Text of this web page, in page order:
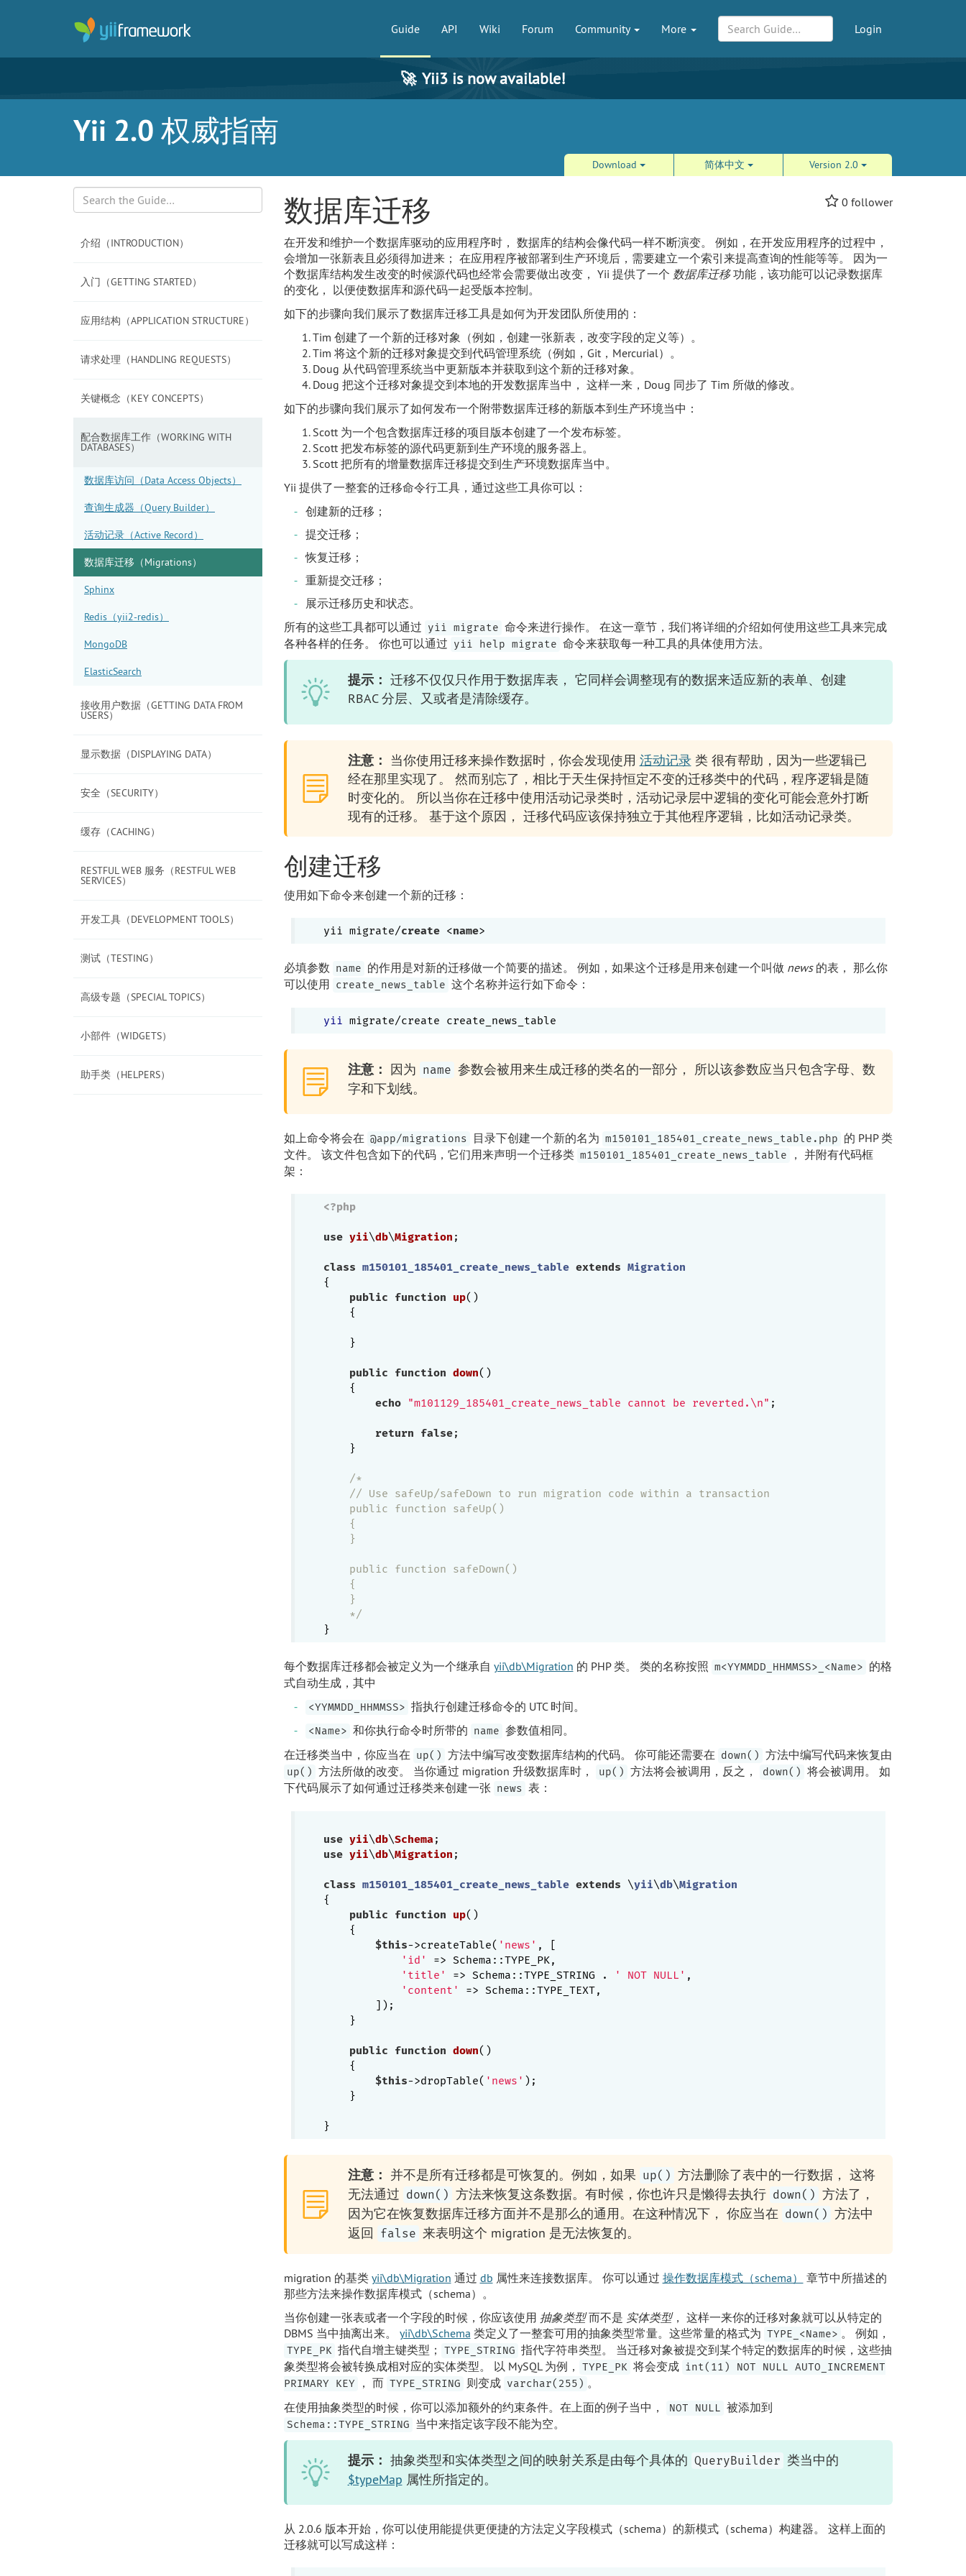
Guide API Wiki Forum Community More Login
🚀 Yii3 is now available!
Yii 2.0 权威指南
Download 简体中文 Version 2.0
介绍（INTRODUCTION）
入门（GETTING STARTED）
应用结构（APPLICATION STRUCTURE）
请求处理（HANDLING REQUESTS）
关键概念（KEY CONCEPTS）
配合数据库工作（WORKING WITH
DATABASES）
数据库访问（Data Access Objects）
查询生成器（Query Builder）
活动记录（Active Record）
数据库迁移（Migrations）
Sphinx
Redis（yii2-redis）
MongoDB
ElasticSearch
接收用户数据（GETTING DATA FROM
USERS）
显示数据（DISPLAYING DATA）
安全（SECURITY）
缓存（CACHING）
RESTFUL WEB 服务（RESTFUL WEB
SERVICES）
开发工具（DEVELOPMENT TOOLS）
测试（TESTING）
高级专题（SPECIAL TOPICS）
小部件（WIDGETS）
助手类（HELPERS）
0 follower
数据库迁移
在开发和维护一个数据库驱动的应用程序时， 数据库的结构会像代码一样不断演变。 例如，在开发应用程序的过程中，
会增加一张新表且必须得加进来； 在应用程序被部署到生产环境后，需要建立一个索引来提高查询的性能等等。 因为一
个数据库结构发生改变的时候源代码也经常会需要做出改变， Yii 提供了一个 数据库迁移功能，该功能可以记录数据库
的变化， 以便使数据库和源代码一起受版本控制。
如下的步骤向我们展示了数据库迁移工具是如何为开发团队所使用的：
Tim 创建了一个新的迁移对象（例如，创建一张新表，改变字段的定义等）。
Tim 将这个新的迁移对象提交到代码管理系统（例如，Git，Mercurial）。
Doug 从代码管理系统当中更新版本并获取到这个新的迁移对象。
Doug 把这个迁移对象提交到本地的开发数据库当中， 这样一来，Doug 同步了 Tim 所做的修改。
如下的步骤向我们展示了如何发布一个附带数据库迁移的新版本到生产环境当中：
Scott 为一个包含数据库迁移的项目版本创建了一个发布标签。
Scott 把发布标签的源代码更新到生产环境的服务器上。
Scott 把所有的增量数据库迁移提交到生产环境数据库当中。
Yii 提供了一整套的迁移命令行工具，通过这些工具你可以：
创建新的迁移；
提交迁移；
恢复迁移；
重新提交迁移；
展示迁移历史和状态。
所有的这些工具都可以通过 yii migrate 命令来进行操作。 在这一章节，我们将详细的介绍如何使用这些工具来完成
各种各样的任务。 你也可以通过 yii help migrate 命令来获取每一种工具的具体使用方法。
提示： 迁移不仅仅只作用于数据库表， 它同样会调整现有的数据来适应新的表单、创建
RBAC 分层、又或者是清除缓存。
注意： 当你使用迁移来操作数据时，你会发现使用 活动记录类 很有帮助，因为一些逻辑已
经在那里实现了。 然而别忘了，相比于天生保持恒定不变的迁移类中的代码，程序逻辑是随
时变化的。 所以当你在迁移中使用活动记录类时，活动记录层中逻辑的变化可能会意外打断
现有的迁移。 基于这个原因， 迁移代码应该保持独立于其他程序逻辑，比如活动记录类。
创建迁移
使用如下命令来创建一个新的迁移：
yii migrate/create <name
必填参数 name 的作用是对新的迁移做一个简要的描述。 例如，如果这个迁移是用来创建一个叫做 news的表， 那么你
可以使用 create_news_table 这个名称并运行如下命令：
yii
注意： 因为 name 参数会被用来生成迁移的类名的一部分， 所以该参数应当只包含字母、数
字和下划线。
如上命令将会在 @app/migrations 目录下创建一个新的名为 m150101_185401_create_news_table.php 的 PHP 类
文件。 该文件包含如下的代码，它们用来声明一个迁移类 m150101_185401_create_news_table
， 并附有代码框
架：
<?php
use yii\db\Migration ;
class m150101_185401_create_news_table extends Migration
{
public
function up()
{
    }
public function down()
{
echo
"m101129_185401_create_news_table cannot be reverted.\n" ;
return false;
    }
/*
    // Use safeUp/safeDown to run migration code within a transaction
    public function safeUp()
    {
    }
    public function safeDown()
    {
    }
    */
每个数据库迁移都会被定义为一个继承自 yii\db\Migration 的 PHP 类。 类的名称按照 m<YYMMDD_HHMMSS>_<Name> 的格
式自动生成，其中
<YYMMDD_HHMMSS> 指执行创建迁移命令的 UTC 时间。
<Name> 和你执行命令时所带的 name 参数值相同。
在迁移类当中，你应当在 up() 方法中编写改变数据库结构的代码。 你可能还需要在 down() 方法中编写代码来恢复由
up() 方法所做的改变。 当你通过 migration 升级数据库时， up() 方法将会被调用，反之， down() 将会被调用。 如
下代码展示了如何通过迁移类来创建一张 news 表：
use yii\db\Schema
use yii\db\Migration ;
class m150101_185401_create_news_table extends \yii\db\Migration
{
public
function up()
{
$this->createTable( 'news' , [
'id'
=> Schema::TYPE_PK,
'title'
=> Schema::TYPE_STRING . ' NOT NULL' ,
'content'
=> Schema::TYPE_TEXT,
        ]);
    }
public function down()
{
$this->dropTable( 'news' );
    }
注意： 并不是所有迁移都是可恢复的。例如，如果 up() 方法删除了表中的一行数据， 这将
无法通过 down() 方法来恢复这条数据。有时候，你也许只是懒得去执行 down() 方法了，
因为它在恢复数据库迁移方面并不是那么的通用。在这种情况下， 你应当在 down() 方法中
返回
false 来表明这个 migration 是无法恢复的。
migration 的基类 yii\db\Migration 通过 db 属性来连接数据库。 你可以通过 操作数据库模式（schema）
章节中所描述的
那些方法来操作数据库模式（schema）。
当你创建一张表或者一个字段的时候，你应该使用 抽象类型而不是 实体类型， 这样一来你的迁移对象就可以从特定的
DBMS 当中抽离出来。 yii\db\Schema 类定义了一整套可用的抽象类型常量。这些常量的格式为 TYPE_<Name> 。 例如，
TYPE_PK 指代自增主键类型； TYPE_STRING 指代字符串类型。 当迁移对象被提交到某个特定的数据库的时候，这些抽
象类型将会被转换成相对应的实体类型。 以 MySQL 为例，
TYPE_PK 将会变成 int(11) NOT NULL AUTO_INCREMENT
PRIMARY KEY
， 而 TYPE_STRING 则变成 varchar(255) 。
在使用抽象类型的时候，你可以添加额外的约束条件。在上面的例子当中，
NOT NULL 被添加到
Schema::TYPE_STRING 当中来指定该字段不能为空。
提示： 抽象类型和实体类型之间的映射关系是由每个具体的 QueryBuilder 类当中的
$typeMap 属性所指定的。
从 2.0.6 版本开始，你可以使用能提供更便捷的方法定义字段模式（schema）的新模式（schema）构建器。 这样上面的
迁移就可以写成这样：